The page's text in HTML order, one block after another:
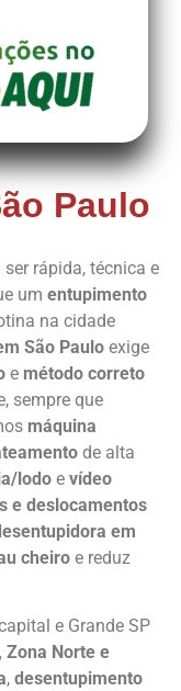
Paulo
ser rápida, técnica e
um entupimento
na cidade
São Paulo exige
e método correto
sempre que
máquina
de alta
lodo e vídeo
e deslocamentos
em
cheiro e reduz
e Grande SP
Zona Norte e
, desentupimento